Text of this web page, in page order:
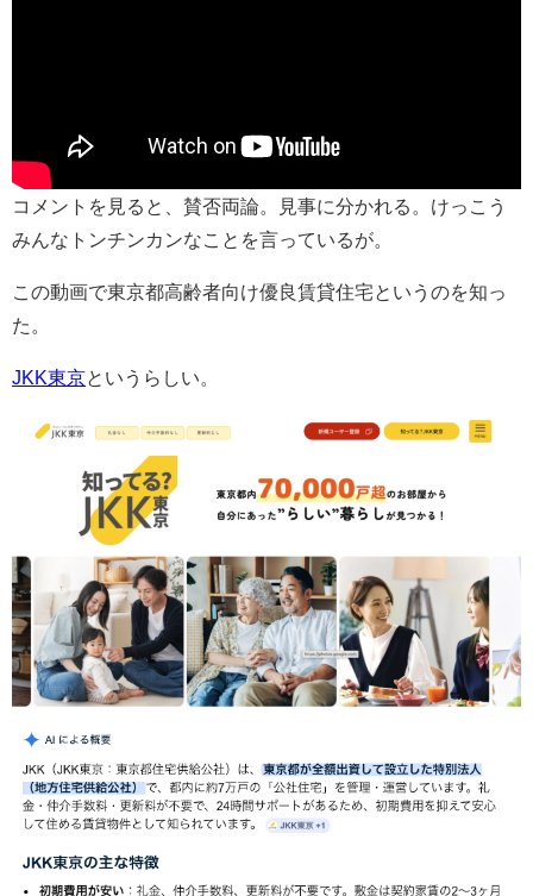
コメントを見ると、賛否両論。見事に分かれる。けっこう
みんなトンチンカンなことを言っているが。
この動画で東京都高齢者向け優良賃貸住宅というのを知っ
た。
JKK東京というらしい。